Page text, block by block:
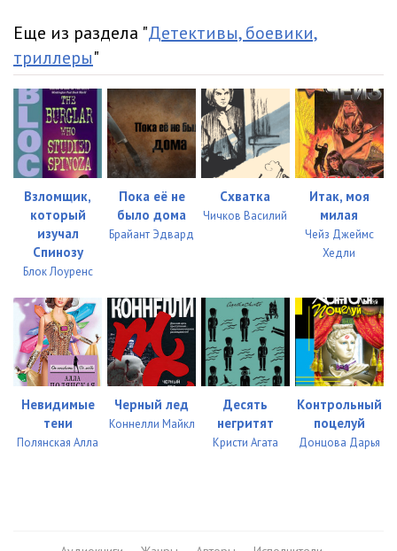
42
43 05:01
44 05:01
45 05:02
46 05:01
47 05:01
48
49 05:03
50 05:02
51 05:05
52 05:01
53 05:02
Еще из раздела "Детективы, боевики,
триллеры"
Взломщик,
который
изучал
Спинозу
Блок Лоуренс
Пока её не
было дома
Брайант Эдвард
Схватка
Чичков Василий
Итак, моя
милая
Чейз Джеймс
Хедли
Невидимые
тени
Полянская Алла
Черный лед
Коннелли Майкл
Десять
негритят
Кристи Агата
Контрольный
поцелуй
Донцова Дарья